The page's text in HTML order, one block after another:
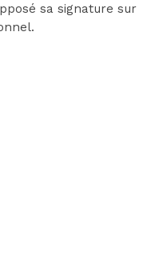
sa signature sur